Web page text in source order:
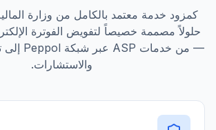
كمزود خدمة معتمد بالكامل من وزارة المالية
حلولاً مصممة خصيصاً لتفويض الفوترة
والاستشارات.